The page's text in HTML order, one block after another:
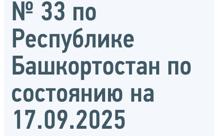
№ 33 по
Республике
Башкортостан по
состоянию на
17.09.2025